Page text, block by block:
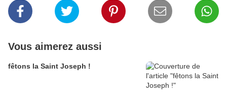
Vous aimerez aussi
fêtons la Saint Joseph !